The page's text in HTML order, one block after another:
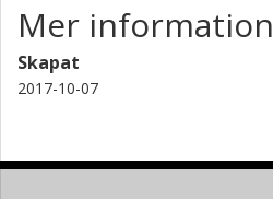
Mer information
Skapat
2017-10-07